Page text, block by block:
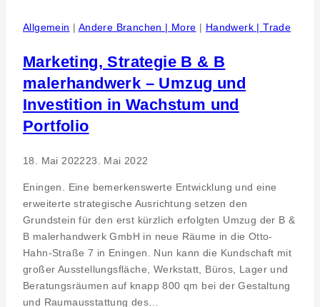
Partner
APROS
Consulting
&
Services
GmbH
Reutlingen
Allgemein | Andere Branchen | More | Handwerk | Trade
Marketing, Strategie B & B
malerhandwerk – Umzug und
Investition in Wachstum und
Portfolio
18. Mai 202223. Mai 2022
Eningen. Eine bemerkenswerte Entwicklung und eine
erweiterte strategische Ausrichtung setzen den
Grundstein für den erst kürzlich erfolgten Umzug der B &
B malerhandwerk GmbH in neue Räume in die Otto-
Hahn-Straße 7 in Eningen. Nun kann die Kundschaft mit
großer Ausstellungsfläche, Werkstatt, Büros, Lager und
Beratungsräumen auf knapp 800 qm bei der Gestaltung
und Raumausstattung des…